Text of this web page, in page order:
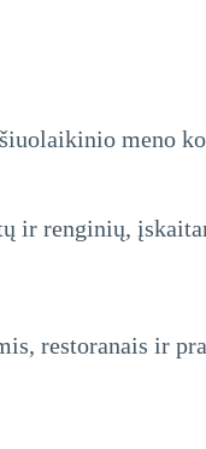
meno
ir renginių,
restoranais ir